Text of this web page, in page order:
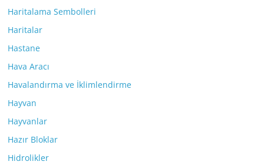
Haritalama Sembolleri
Haritalar
Hastane
Hava Aracı
Havalandırma ve İklimlendirme
Hayvan
Hayvanlar
Hazır Bloklar
Hidrolikler